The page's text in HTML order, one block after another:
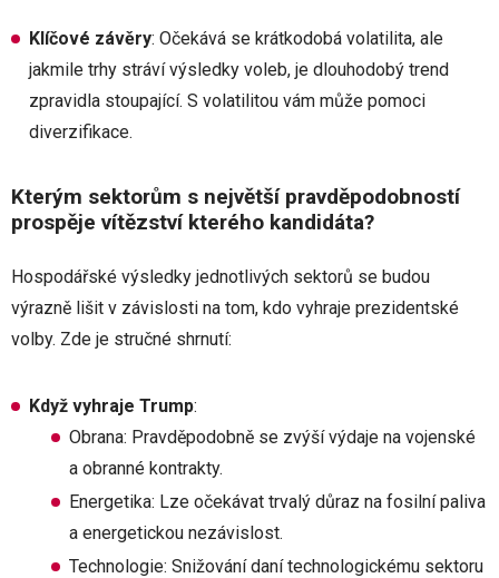
Klíčové závěry: Očekává se krátkodobá volatilita, ale
jakmile trhy stráví výsledky voleb, je dlouhodobý trend
zpravidla stoupající. S volatilitou vám může pomoci
diverzifikace.
Kterým sektorům s největší pravděpodobností
prospěje vítězství kterého kandidáta?
Hospodářské výsledky jednotlivých sektorů se budou
výrazně lišit v závislosti na tom, kdo vyhraje prezidentské
volby. Zde je stručné shrnutí:
Když vyhraje Trump:
Obrana: Pravděpodobně se zvýší výdaje na vojenské
a obranné kontrakty.
Energetika: Lze očekávat trvalý důraz na fosilní paliva
a energetickou nezávislost.
Technologie: Snižování daní technologickému sektoru